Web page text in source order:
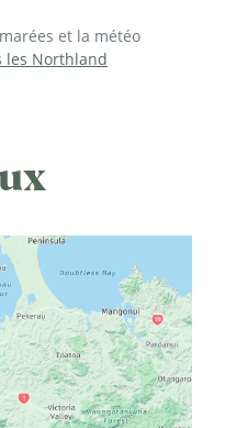
et la météo
les Northland